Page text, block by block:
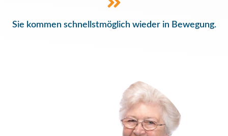
Sie kommen schnellstmöglich wieder in Bewegung.